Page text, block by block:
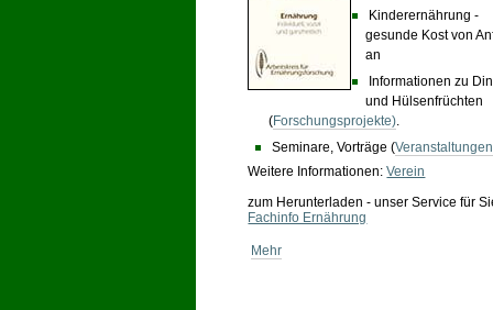
Kinderernährung -
gesunde Kost von
an
Informationen zu
und Hülsenfrüchten
(Forschungsprojekte).
Seminare, Vorträge (Veranstaltungen
Weitere Informationen:Verein
zum Herunterladen - unser Service für
Fachinfo Ernährung
Mehr